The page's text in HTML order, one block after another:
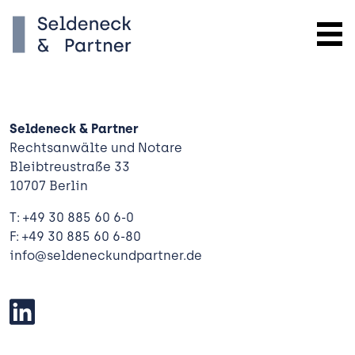
Kanzlei
Expertise
Team
Seldeneck & Partner
Rechtsanwälte und Notare
Bleibtreustraße 33
10707 Berlin
T: +49 30 885 60 6-0
F: +49 30 885 60 6-80
info@seldeneckundpartner.de